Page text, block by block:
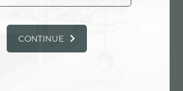
ÉVIER QUADRA 1243 050
CONTINUE